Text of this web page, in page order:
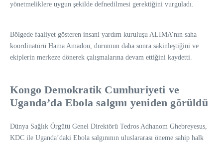
yönetmeliklere uygun şekilde defnedilmesi gerektiğini vurguladı.
Bölgede faaliyet gösteren insani yardım kuruluşu ALIMA’nın saha
koordinatörü Hama Amadou, durumun daha sonra sakinleştiğini ve
ekiplerin merkeze dönerek çalışmalarına devam ettiğini kaydetti.
Kongo Demokratik Cumhuriyeti ve
Uganda’da Ebola salgını yeniden görüldü
Dünya Sağlık Örgütü Genel Direktörü Tedros Adhanom Ghebreyesus,
KDC ile Uganda’daki Ebola salgınının uluslararası öneme sahip halk